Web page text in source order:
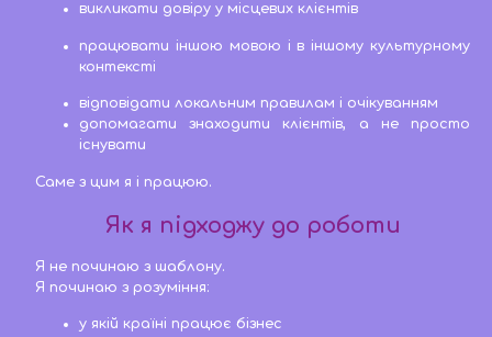
викликати довіру у місцевих клієнтів
працювати іншою мовою і в іншому культурному
контексті
відповідати локальним правилам і очікуванням
допомагати знаходити клієнтів, а не просто
існувати
Саме з цим я і працюю.
Як я підходжу до роботи
Я не починаю з шаблону.
Я починаю з розуміння:
у якій країні працює бізнес